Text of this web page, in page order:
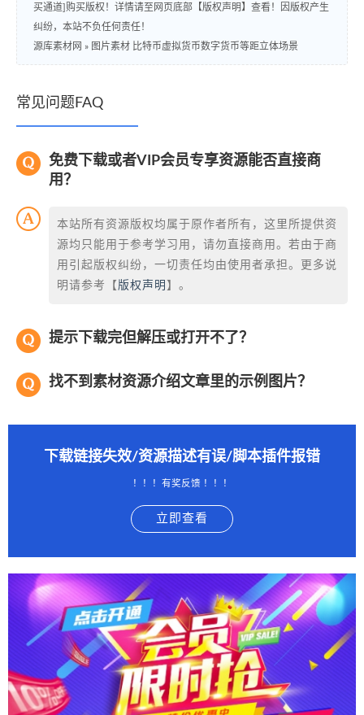
买通道]购买版权！详情请至网页底部【版权声明】查看！因版权产生
纠纷，本站不负任何责任！
源库素材网 » 图片素材 比特币虚拟货币数字货币等距立体场景
常见问题FAQ
免费下载或者VIP会员专享资源能否直接商
用？
本站所有资源版权均属于原作者所有，这里所提供资
源均只能用于参考学习用，请勿直接商用。若由于商
用引起版权纠纷，一切责任均由使用者承担。更多说
明请参考【 版权声明 】。
提示下载完但解压或打开不了？
找不到素材资源介绍文章里的示例图片？
下载链接失效/资源描述有误/脚本插件报错
！！！有奖反馈 ！！！
立即查看